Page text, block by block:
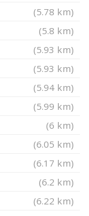
(5.78 km)
(5.8 km)
(5.93 km)
(5.93 km)
(5.94 km)
(5.99 km)
(6 km)
(6.05 km)
(6.17 km)
(6.2 km)
(6.22 km)